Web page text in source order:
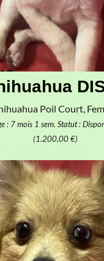
Poil Court,
: 7 mois 1 sem. Statut :
(1.200,00 €)